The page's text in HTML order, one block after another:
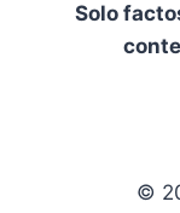
Solo
©